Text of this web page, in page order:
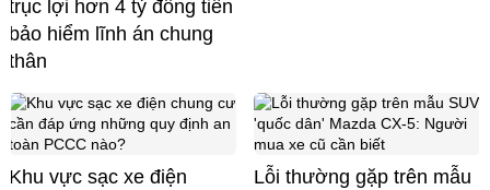
trục lợi hơn 4 tỷ đồng tiền
bảo hiểm lĩnh án chung
thân
Khu vực sạc xe điện
Lỗi thường gặp trên mẫu